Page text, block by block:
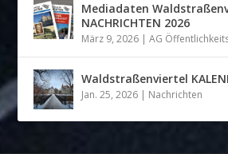
Mediadaten
NACHRICHTEN 2026
März 9, 2026 |AG
Waldstraßenviertel
Jan. 25, 2026 | Nachrichten